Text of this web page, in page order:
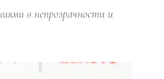
в непрозрачности и